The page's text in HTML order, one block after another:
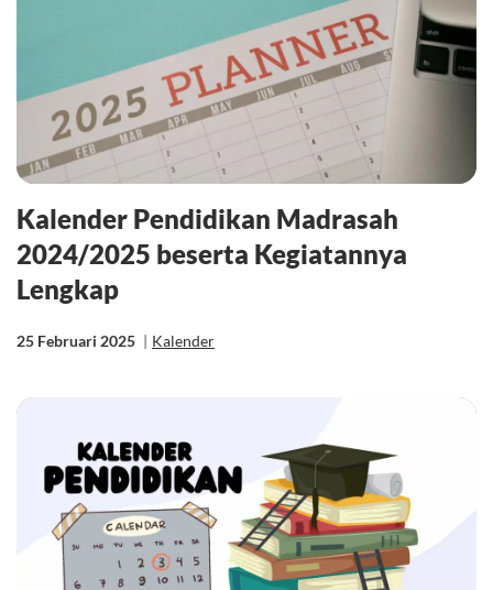
Kalender Pendidikan Madrasah
2024/2025 beserta Kegiatannya
Lengkap
25 Februari 2025 | Kalender